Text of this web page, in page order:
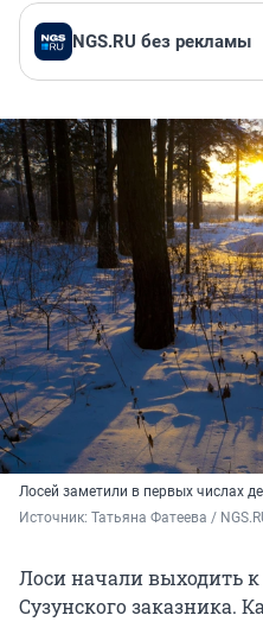
NGS.RU без рекламы
Лосей заметили в первых числах
Источник: Татьяна Фатеева /
Лоси начали выходить к
Сузунского заказника.